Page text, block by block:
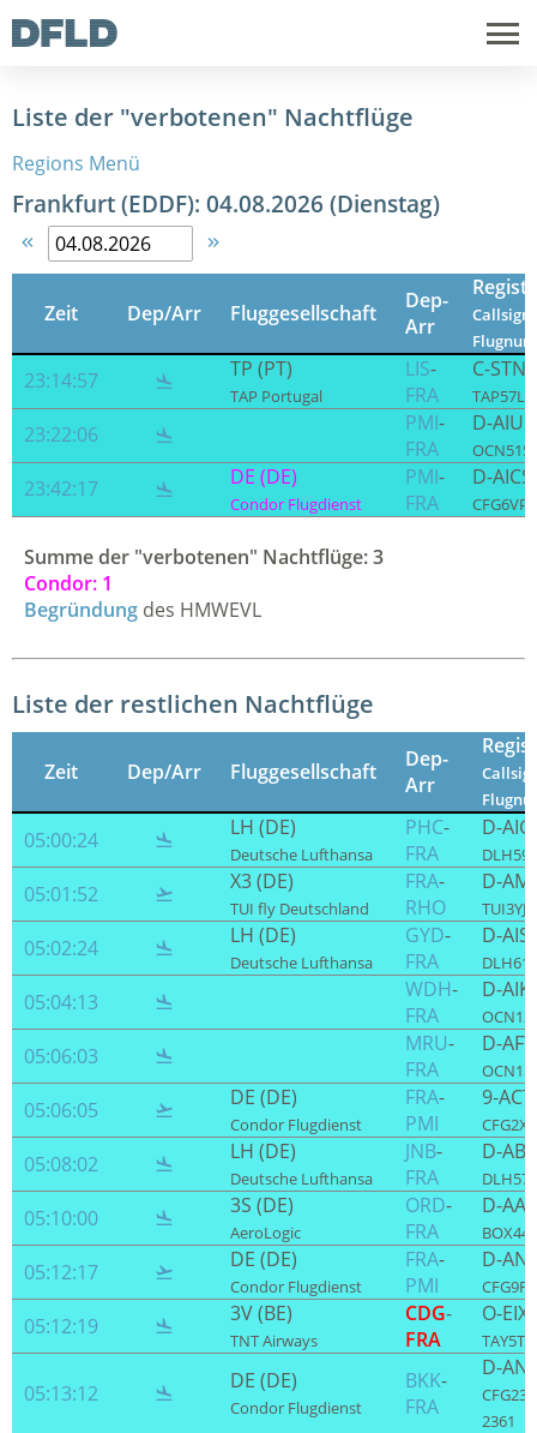
Liste der "verbotenen" Nachtflüge
Regions Menü
Frankfurt (EDDF): 04.08.2026 (Dienstag)
 
Zeit Dep/Arr Fluggesellschaft
Dep-
Arr
Callsign
23:14:57  TP (PT)
TAP Portugal
LIS-
FRA
C-
23:22:06  PMI-
FRA
D-AIUQ
OCN515
23:42:17  DE (DE)
Condor Flugdienst
PMI-
FRA
D-AICS
CFG6VP
Summe der "verbotenen" Nachtflüge: 3
Condor: 1
Begründung des HMWEVL
Liste der restlichen Nachtflüge
Zeit Dep/Arr Fluggesellschaft
Dep-
Arr
05:00:24  LH (DE)
Deutsche Lufthansa
PHC-
FRA
D-
05:01:52  X3 (DE)
TUI fly Deutschland
FRA-
RHO
D-
TUI3YJ
05:02:24  LH (DE)
Deutsche Lufthansa
GYD-
FRA
D-
05:04:13  WDH-
FRA
D-
05:06:03  MRU-
FRA
D-
05:06:05  DE (DE)
Condor Flugdienst
FRA-
PMI
9-
05:08:02  LH (DE)
Deutsche Lufthansa
JNB-
FRA
D-
05:10:00  3S (DE)
AeroLogic
ORD-
FRA
D-
BOX443
05:12:17  DE (DE)
Condor Flugdienst
FRA-
PMI
D-
05:12:19  3V (BE)
TNT Airways
CDG-
FRA
O-
05:13:12  DE (DE)
Condor Flugdienst
BKK-
FRA
D-
2361